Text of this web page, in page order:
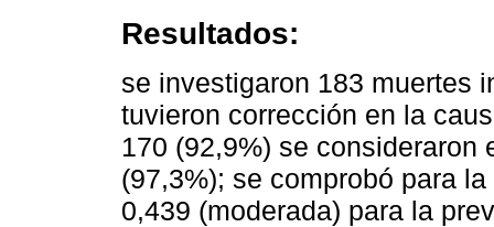
Resultados:
se investigaron 183 muertes
tuvieron corrección en la
170 (92,9%) se
(97,3%); se comprobó para
0,439 (moderada) para la